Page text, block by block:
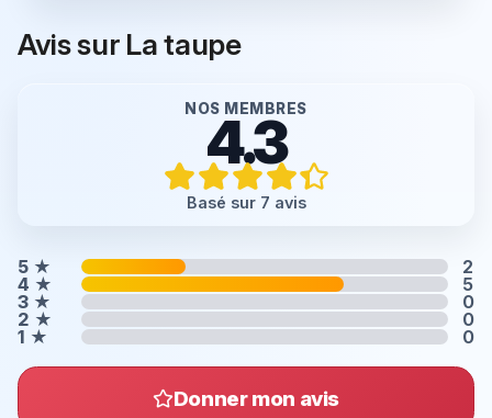
Avis sur La taupe
NOS MEMBRES
4.3
Basé sur 7 avis
5 ★
2
4 ★
5
3 ★
0
2 ★
0
1 ★ 0
Donner mon avis